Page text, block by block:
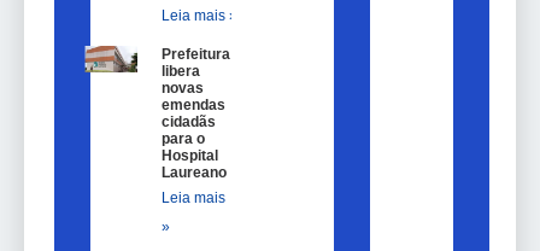
Leia mais »
Prefeitura
libera
novas
emendas
cidadãs
para o
Hospital
Laureano
Leia mais
»